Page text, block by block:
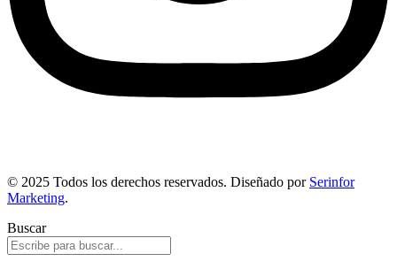
© 2025 Todos los derechos reservados. Diseñado por Serinfor
Marketing.
Buscar